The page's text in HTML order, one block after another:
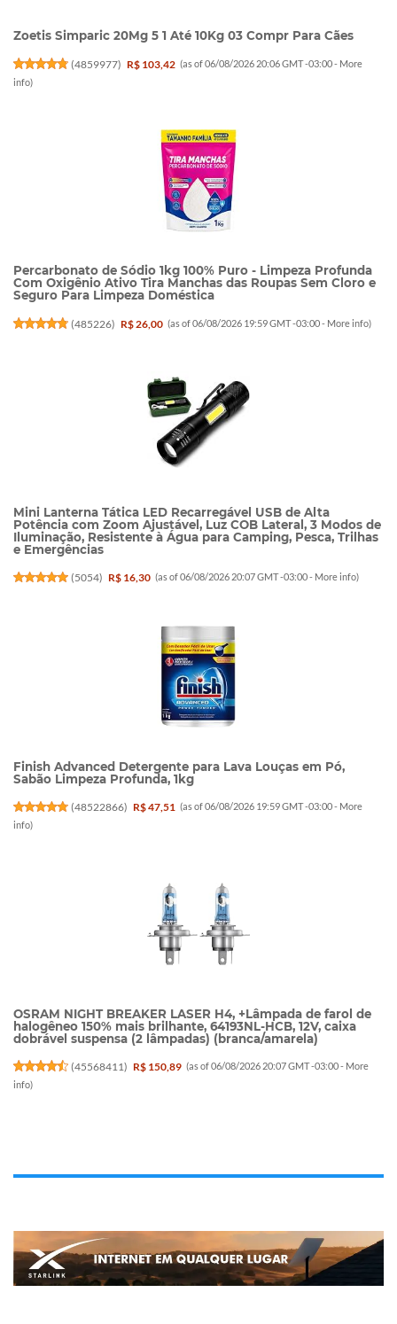
Zoetis Simparic 20Mg 5 1 Até 10Kg 03 Compr Para Cães
(4859977) R$ 103,42 (as of 06/08/2026 20:06 GMT -03:00 - More
info)
Percarbonato de Sódio 1kg 100% Puro - Limpeza Profunda
Com Oxigênio Ativo Tira Manchas das Roupas Sem Cloro e
Seguro Para Limpeza Doméstica
(485226) R$ 26,00 (as of 06/08/2026 19:59 GMT -03:00 - More info)
Mini Lanterna Tática LED Recarregável USB de Alta
Potência com Zoom Ajustável, Luz COB Lateral, 3 Modos de
Iluminação, Resistente à Água para Camping, Pesca, Trilhas
e Emergências
(5054) R$ 16,30 (as of 06/08/2026 20:07 GMT -03:00 - More info)
Finish Advanced Detergente para Lava Louças em Pó,
Sabão Limpeza Profunda, 1kg
(48522866) R$ 47,51 (as of 06/08/2026 19:59 GMT -03:00 - More
info)
OSRAM NIGHT BREAKER LASER H4, +Lâmpada de farol de
halogêneo 150% mais brilhante, 64193NL-HCB, 12V, caixa
dobrável suspensa (2 lâmpadas) (branca/amarela)
(45568411) R$ 150,89 (as of 06/08/2026 20:07 GMT -03:00 - More
info)